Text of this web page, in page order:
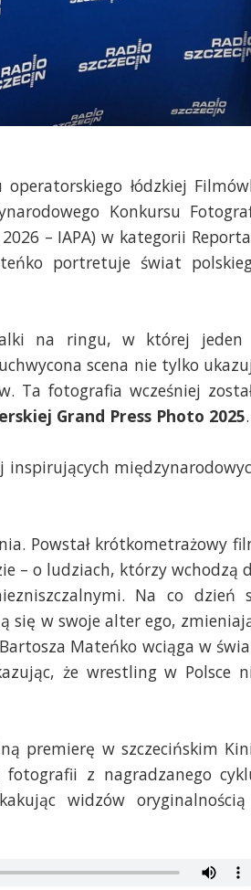
łódzkiej
Konkursu
– IAPA) w kategorii
portretuje świat
na ringu, w której jeden
scena nie tylko
Ta fotografia wcześniej
Grand Press Photo 2025.
inspirujących
Powstał krótkometrażowy
– o ludziach, którzy wchodzą
Na co dzień
się w swoje alter ego,
Mateńko wciąga w
że wrestling w Polsce
premierę w szczecińskim
z nagradzanego
widzów